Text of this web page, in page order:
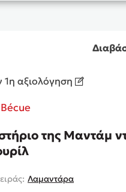
Το λιμάνι μου είσαι εσύ
Ιωάννης
1η αξιολόγηση
της Mαντάμ
Λαμαντάρα